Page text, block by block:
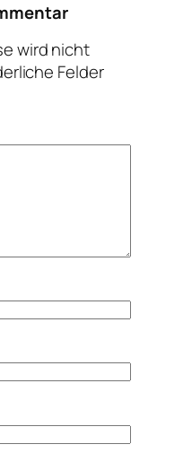
wird nicht
Felder